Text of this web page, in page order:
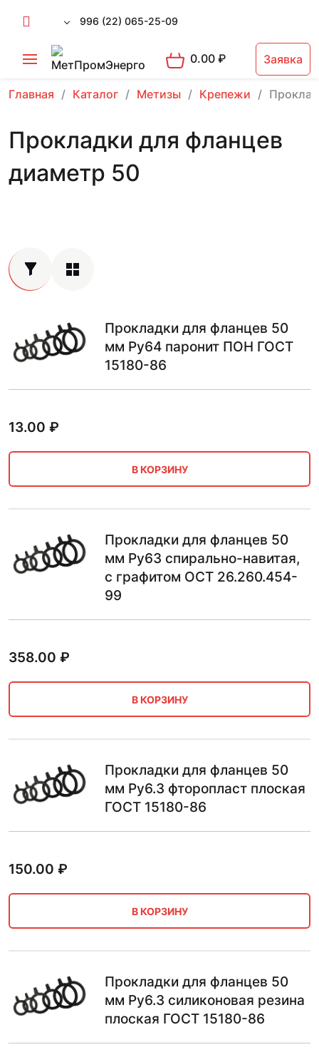
996 (22) 065-25-09
0.00₽ Заявка
Главная Каталог Метизы Крепежи
Прокладки для фланцев
диаметр 50
Прокладки для фланцев 50
мм Ру64 паронит ПОН ГОСТ
15180-86
13.00 ₽
В КОРЗИНУ
Прокладки для фланцев 50
мм Ру63 спирально-навитая,
с графитом ОСТ 26.260.454-
99
358.00 ₽
В КОРЗИНУ
Прокладки для фланцев 50
мм Ру6.3 фторопласт плоская
ГОСТ 15180-86
150.00 ₽
В КОРЗИНУ
Прокладки для фланцев 50
мм Ру6.3 силиконовая резина
плоская ГОСТ 15180-86